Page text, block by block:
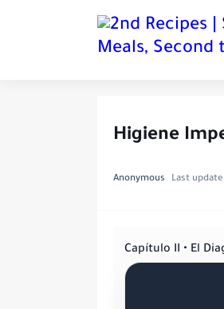
Higiene
Anonymous Last
Capítulo II • El